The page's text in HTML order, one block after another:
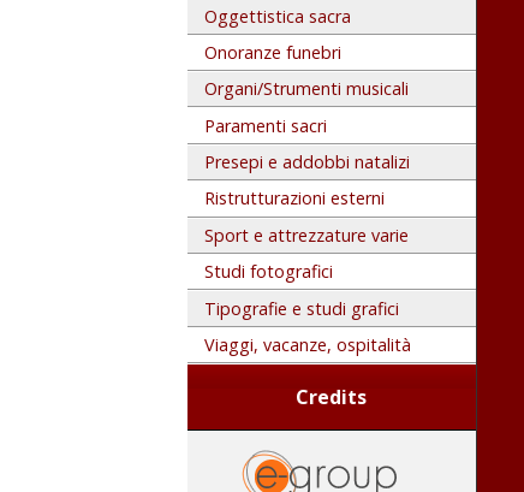
Oggettistica sacra
Onoranze funebri
Organi/Strumenti musicali
Paramenti sacri
Presepi e addobbi natalizi
Ristrutturazioni esterni
Sport e attrezzature varie
Studi fotografici
Tipografie e studi grafici
Viaggi, vacanze, ospitalità
Credits